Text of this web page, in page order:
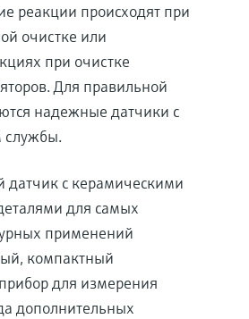
реакции происходят при
очистке или
при очистке
Для правильной
надежные датчики с
службы.
датчик с керамическими
для самых
применений
компактный
для измерения
дополнительных